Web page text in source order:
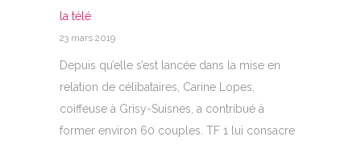
la télé
23 mars 2019
Depuis qu’elle s’est lancée dans la mise en
relation de célibataires, Carine Lopes,
coiffeuse à Grisy-Suisnes, a contribué à
former environ 60 couples. TF 1 lui consacre